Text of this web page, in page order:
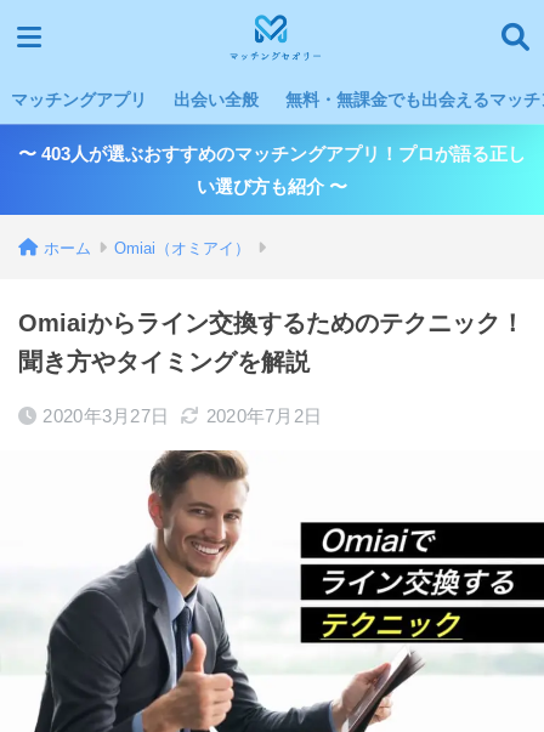
マッチングアプリ 出会い全般 無料・無課金でも出会えるマッ
〜 403人が選ぶおすすめのマッチングアプリ！プロが語る正し
い選び方も紹介 〜
ホーム Omiai（オミアイ）
Omiaiからライン交換するためのテクニック！
聞き方やタイミングを解説
2020年3月27日 2020年7月2日